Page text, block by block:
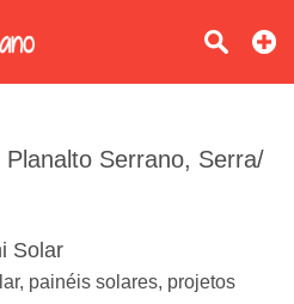
Serrano, Serra/
Solar
painéis solares, projetos